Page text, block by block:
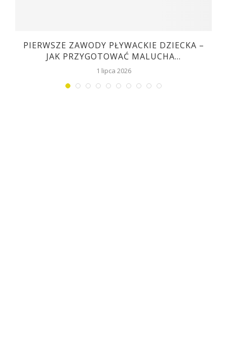
PIERWSZE ZAWODY PŁYWACKIE DZIECKA –
JAK PRZYGOTOWAĆ MALUCHA...
1 lipca 2026